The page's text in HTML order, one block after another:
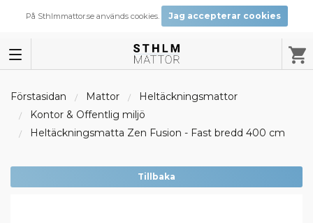
På Sthlmmattor.se används cookies. Jag accepterar cookies
Förstasidan Mattor
Heltäckningsmattor
Kontor & Offentlig miljö
Heltäckningsmatta Zen Fusion - Fast bredd 400 cm
Tillbaka